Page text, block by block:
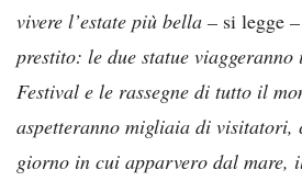
vivere l’estate più bella – si legge
prestito: le due statue
Festival e le rassegne di tutto il
aspetteranno migliaia di visitatori,
giorno in cui apparvero dal mare,